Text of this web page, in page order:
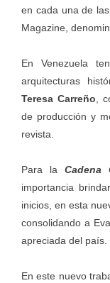
en cada una de
Magazine,
En Venezuela
arquitecturas
Teresa Carreño,
de producción y
revista.
Para la Cadena
importancia
inicios, en esta
consolidando a
apreciada del país.
En este nuevo